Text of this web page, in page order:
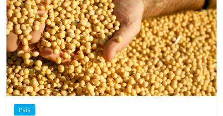
País